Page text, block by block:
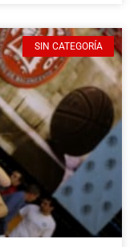
SIN CATEGORÍA